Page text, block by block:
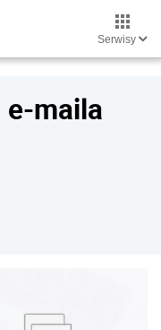
Serwisy
maila